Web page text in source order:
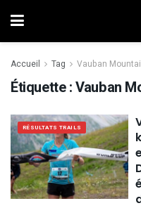
Accueil Tag Vauban
Étiquette :Vauban
RÉSULTATS TRAILS